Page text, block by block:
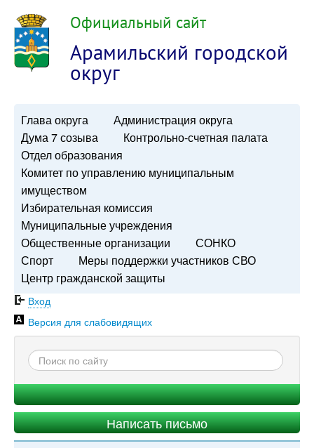
Официальный сайт
Арамильский городской
округ
Глава округа
Администрация округа
Дума 7 созыва
Контрольно-счетная палата
Отдел образования
Комитет по управлению муниципальным
имуществом
Избирательная комиссия
Муниципальные учреждения
Общественные организации
СОНКО
Спорт
Меры поддержки участников СВО
Центр гражданской защиты
Вход
Версия для слабовидящих
Написать письмо